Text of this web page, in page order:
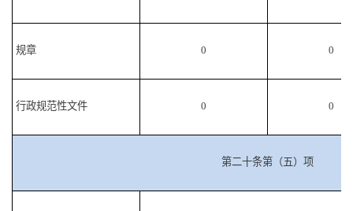
规章 0 0
行政规范性文件 0 0
第二十条第（五）项